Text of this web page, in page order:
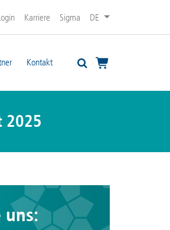
Karriere Sigma DE
Kontakt
2025
uns: